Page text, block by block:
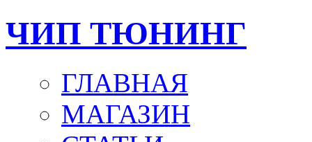
ЧИП ТЮНИНГ
ГЛАВНАЯ
МАГАЗИН